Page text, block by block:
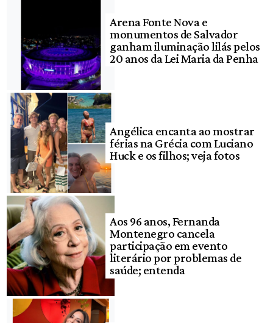
Arena Fonte Nova e
monumentos de Salvador
ganham iluminação lilás pelos
20 anos da Lei Maria da Penha
Angélica encanta ao mostrar
férias na Grécia com Luciano
Huck e os filhos; veja fotos
Aos 96 anos, Fernanda
Montenegro cancela
participação em evento
literário por problemas de
saúde; entenda